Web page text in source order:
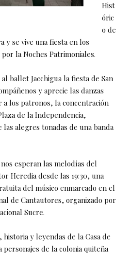
Hist
óric
o de
y se vive una fiesta en los
la Noches Patrimoniales.
ballet Jacchigua la fiesta de San
y aprecie las danzas
a los patronos, la concentración
de la Independencia,
alegres tonadas de una banda
esperan las melodías del
Heredia desde las 19:30, una
del músico enmarcado en el
de Cantautores, organizado por
Sucre.
y leyendas de la Casa de
personajes de la colonia quiteña